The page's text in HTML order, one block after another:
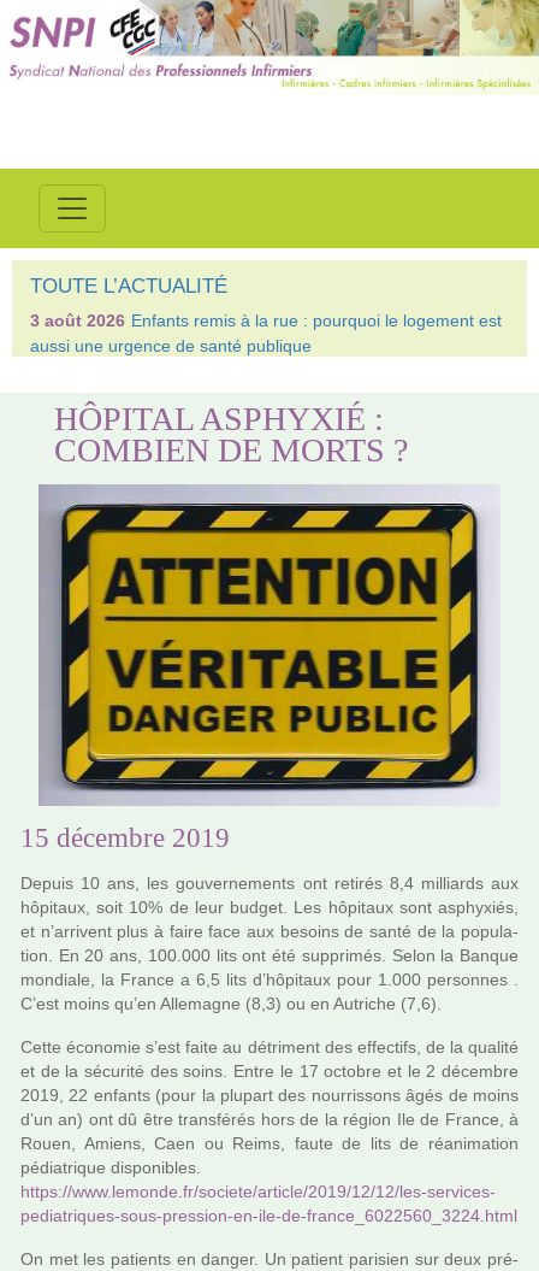
TOUTE L’ACTUALITÉ
3 août 2026 Enfants remis à la rue : pourquoi le logement est
aussi une urgence de santé publique
HÔPITAL ASPHYXIÉ :
COMBIEN DE MORTS ?
15 décembre 2019
Depuis 10 ans, les gou­ver­ne­ments ont reti­rés 8,4 mil­liards aux
hôpi­taux, soit 10% de leur budget. Les hôpi­taux sont asphyxiés,
et n’arri­vent plus à faire face aux besoins de santé de la popu­la­
tion. En 20 ans, 100.000 lits ont été sup­pri­més. Selon la Banque
mon­diale, la France a 6,5 lits d’hôpi­taux pour 1.000 per­son­nes .
C’est moins qu’en Allemagne (8,3) ou en Autriche (7,6).
Cette économie s’est faite au détri­ment des effec­tifs, de la qua­lité
et de la sécu­rité des soins. Entre le 17 octo­bre et le 2 décem­bre
2019, 22 enfants (pour la plu­part des nour­ris­sons âgés de moins
d’un an) ont dû être trans­fé­rés hors de la région Ile de France, à
Rouen, Amiens, Caen ou Reims, faute de lits de réa­ni­ma­tion
pédia­tri­que dis­po­ni­bles.
https://www.lemonde.fr/societe/arti­cle/2019/12/12/les-ser­vi­ces-
pedia­tri­ques-sous-pres­sion-en-ile-de-france_6022560_3224.html
On met les patients en danger. Un patient pari­sien sur deux pré­